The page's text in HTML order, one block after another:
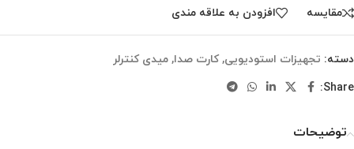
مقایسه افزودن به علاقه مندی
دسته: تجهیزات استودیویی, کارت صدا, میدی کنترلر
Share:
توضیحات